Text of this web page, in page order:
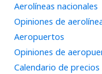
Aerolíneas nacionales
Opiniones de
Aeropuertos
Opiniones de
Calendario de precios